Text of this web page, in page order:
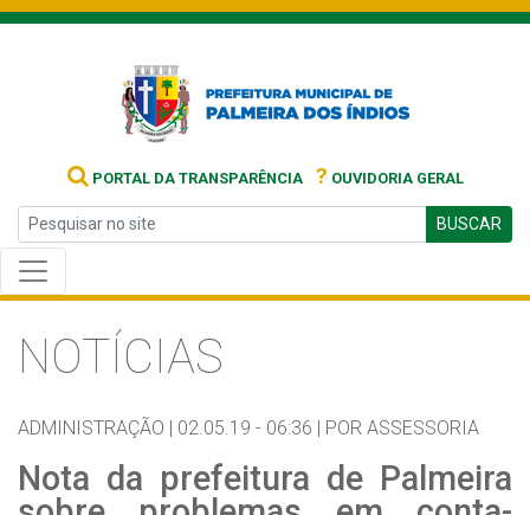
PORTAL DA TRANSPARÊNCIA ? OUVIDORIA GERAL
BUSCAR
NOTÍCIAS
ADMINISTRAÇÃO | 02.05.19 - 06:36 | POR ASSESSORIA
Nota da prefeitura de Palmeira